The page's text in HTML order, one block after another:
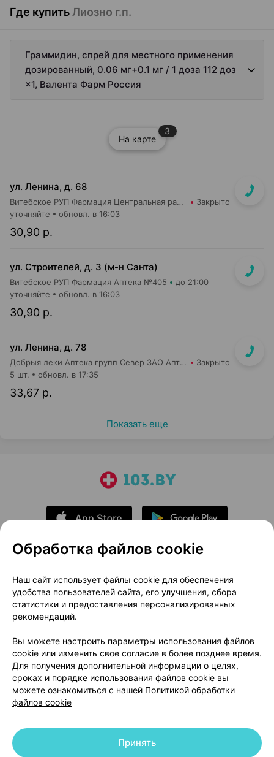
Где купитьЛиозно г.п.
Граммидин, спрей для местного применения
дозированный, 0.06 мг+0.1 мг / 1 доза 112 доз
×1, Валента Фарм Россия
На карте
3
ул. Ленина, д. 68
Витебское РУП Фармация Центральная районная аптека №16 Закрыто
30,90 р.
уточняйте обновл. в 16:03
ул. Строителей, д. 3 (м-н Санта)
Витебское РУП Фармация Аптека №405 до 21:00
30,90 р.
уточняйте обновл. в 16:03
ул. Ленина, д. 78
Добрыя леки Аптека групп Север ЗАО Аптека №31 Закрыто
33,67 р.
5 шт. обновл. в 17:35
Показать еще
О проекте
Новости проекта
Размещение рекламы
Медицинский маркетинг
Публичный договор
Доставка
Способы оплаты
Вакансии
Партнеры
Написать руководителю 103.by
Написать в поддержку
Персональные настройки Cookie
© 2026 ООО «Артокс Лаб», УНП 191700409 | 220012, Республика Беларусь,
Обработка файлов cookie
Наш сайт использует файлы cookie для обеспечения
удобства пользователей сайта, его улучшения, сбора
статистики и предоставления персонализированных
рекомендаций.
Вы можете настроить параметры использования файлов
cookie или изменить свое согласие в более позднее время.
Для получения дополнительной информации о целях,
сроках и порядке использования файлов cookie вы
можете ознакомиться с нашей Политикой обработки
файлов cookie
Принять